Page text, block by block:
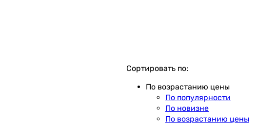
Сортировать по:
По возрастанию цены
По популярности
По новизне
По возрастанию цены